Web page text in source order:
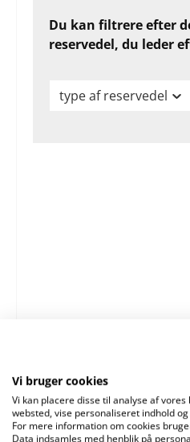
Du kan filtrere efter
reservedel, du leder
type af reservedel
Vi bruger cookies
Vi kan placere disse til analyse af
websted, vise personaliseret indhold
For mere information om cookies
Data indsamles med henblik på